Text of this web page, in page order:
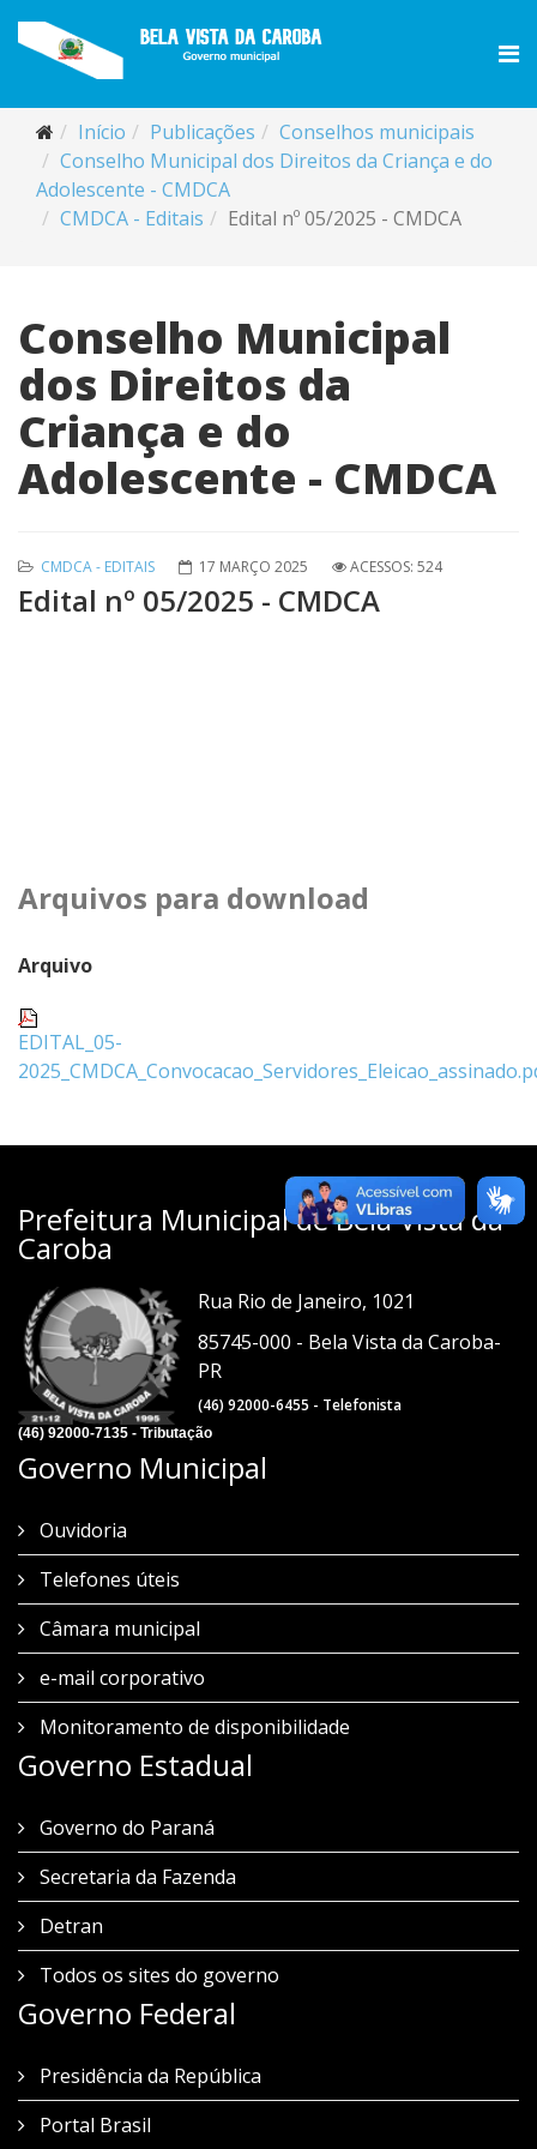
Início Publicações
Conselhos municipais
Conselho Municipal dos Direitos da Criança e do
Adolescente - CMDCA
CMDCA - Editais
Edital nº 05/2025 - CMDCA
Conselho Municipal
dos Direitos da
Criança e do
Adolescente - CMDCA
CMDCA - EDITAIS 17 MARÇO 2025 ACESSOS: 524
Edital nº 05/2025 - CMDCA
Arquivos para download
Arquivo
EDITAL_05-
Prefeitura Municipal de Bela Vista da
Caroba
Rua Rio de Janeiro, 1021
85745-000 - Bela Vista da Caroba-
PR
(46) 92000-6455 - Telefonista
(46) 92000-7135 - Tributação
Governo Municipal
Ouvidoria
Telefones úteis
Câmara municipal
e-mail corporativo
Monitoramento de disponibilidade
Governo Estadual
Governo do Paraná
Secretaria da Fazenda
Detran
Todos os sites do governo
Governo Federal
Presidência da República
Portal Brasil